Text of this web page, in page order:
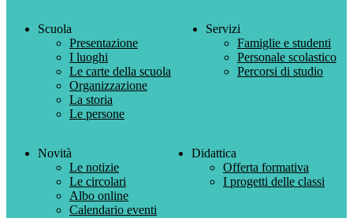
Scuola
Presentazione
I luoghi
Le carte della scuola
Organizzazione
La storia
Le persone
Servizi
Famiglie e studenti
Personale scolastico
Percorsi di studio
Novità
Le notizie
Le circolari
Albo online
Calendario eventi
Didattica
Offerta formativa
I progetti delle classi